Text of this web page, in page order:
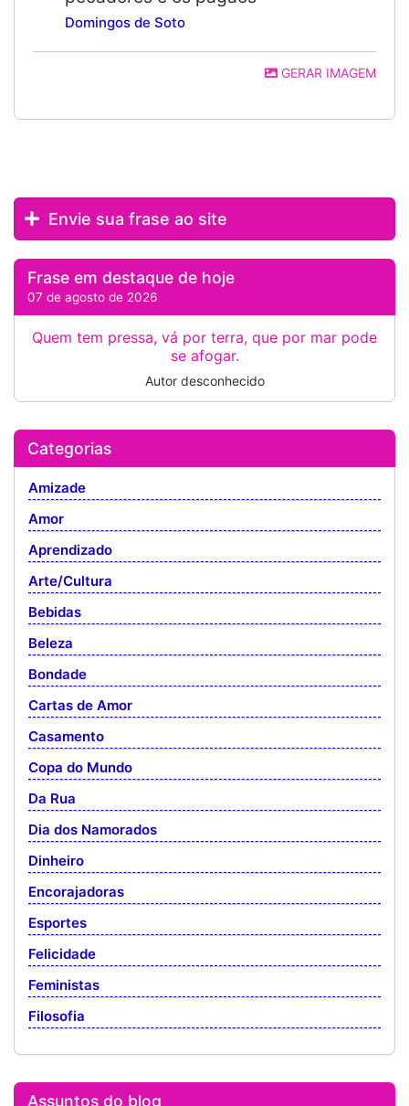
Domingos de Soto
GERAR IMAGEM
Envie sua frase ao site
Frase em destaque de hoje
07 de agosto de 2026
Quem tem pressa, vá por terra, que por mar pode
se afogar.
Autor desconhecido
Categorias
Amizade
Amor
Aprendizado
Arte/Cultura
Bebidas
Beleza
Bondade
Cartas de Amor
Casamento
Copa do Mundo
Da Rua
Dia dos Namorados
Dinheiro
Encorajadoras
Esportes
Felicidade
Feministas
Filosofia
Assuntos do blog